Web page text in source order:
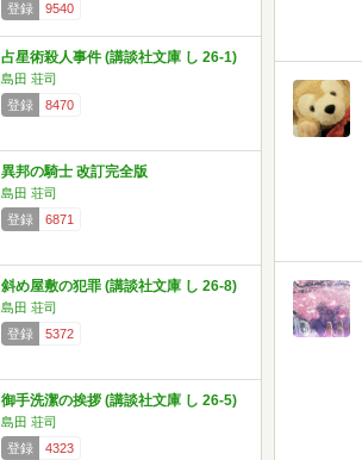
登録
9540
占星術殺人事件 (講談社文庫 し 26-1)
島田 荘司
登録
8470
異邦の騎士 改訂完全版
島田 荘司
登録
6871
斜め屋敷の犯罪 (講談社文庫 し 26-8)
島田 荘司
登録
5372
御手洗潔の挨拶 (講談社文庫 し 26-5)
島田 荘司
登録
4323